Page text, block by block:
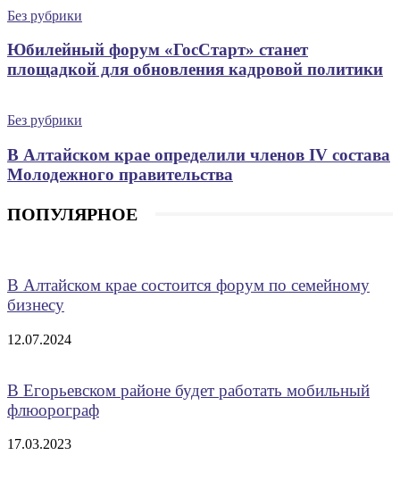
Без рубрики
Юбилейный форум «ГосСтарт» станет
площадкой для обновления кадровой политики
Без рубрики
В Алтайском крае определили членов IV состава
Молодежного правительства
ПОПУЛЯРНОЕ
В Алтайском крае состоится форум по семейному
бизнесу
12.07.2024
В Егорьевском районе будет работать мобильный
флюорограф
17.03.2023